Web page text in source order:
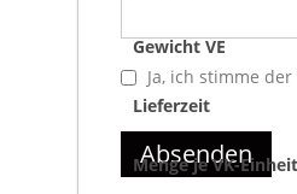
Gewicht VE
Lieferzeit
Menge je VK-Einheit
Ja, ich stimme
Absenden